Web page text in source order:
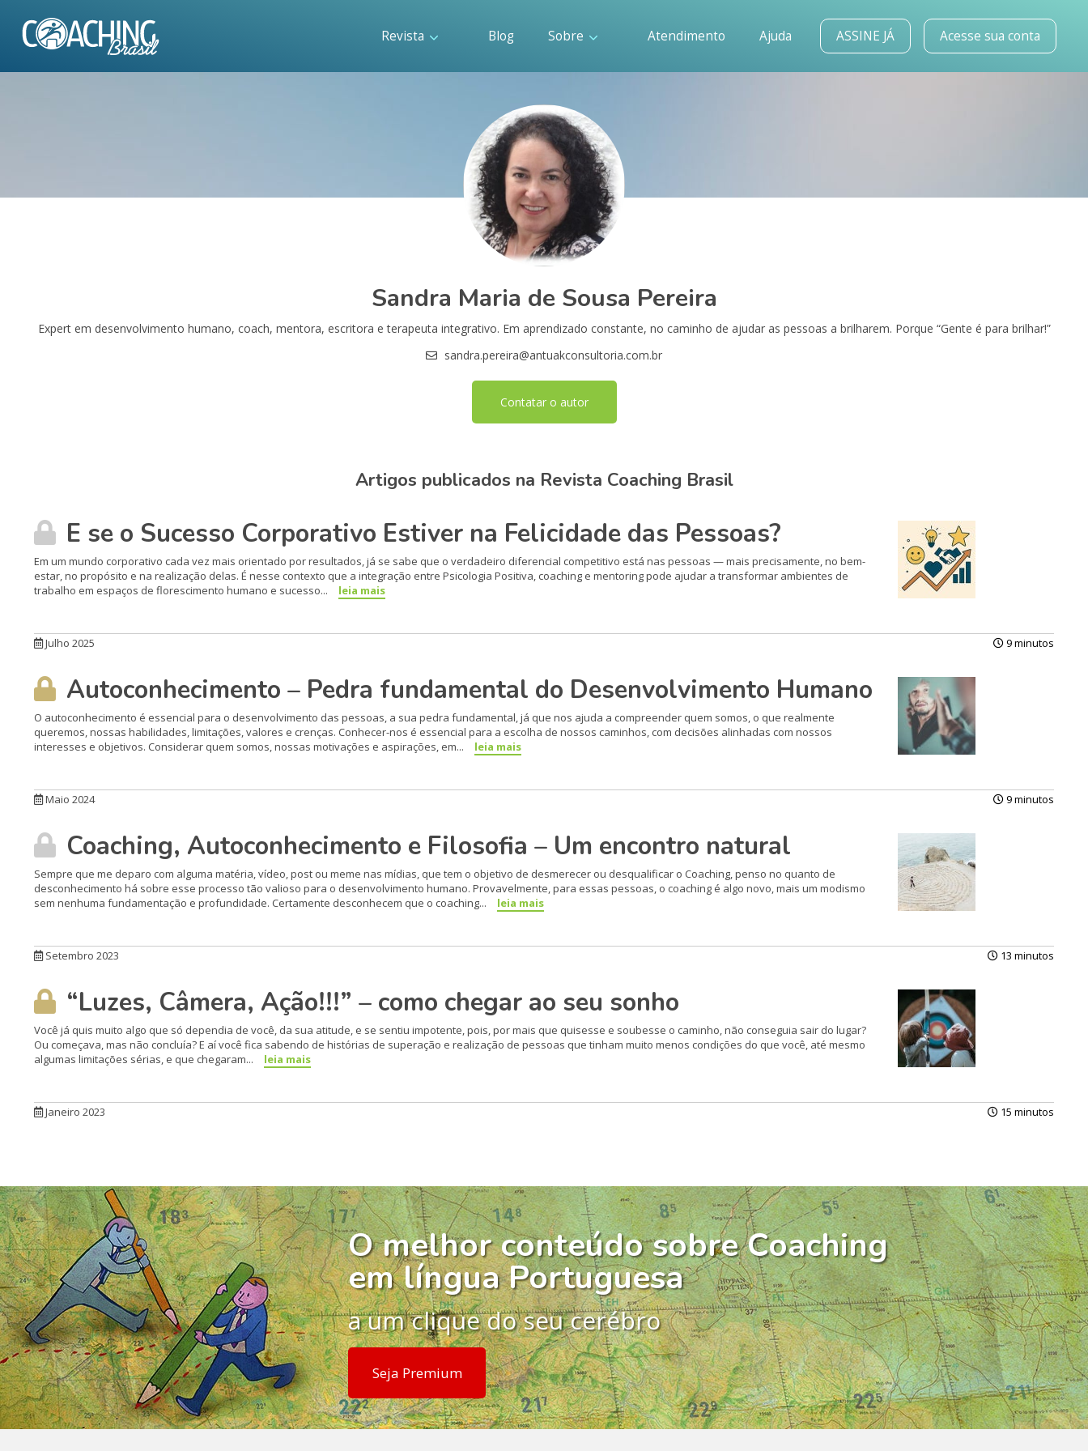
Revista Blog Sobre Atendimento Ajuda ASSINE JÁ Acesse sua conta
Sandra Maria de Sousa Pereira
Expert em desenvolvimento humano, coach, mentora, escritora e terapeuta integrativo. Em aprendizado constante, no caminho de ajudar as pessoas a brilharem. Porque “Gente é para brilhar!”
sandra.pereira@antuakconsultoria.com.br
Contatar o autor
Artigos publicados na Revista Coaching Brasil
E se o Sucesso Corporativo Estiver na Felicidade das Pessoas?
Em um mundo corporativo cada vez mais orientado por resultados, já se sabe que o verdadeiro diferencial competitivo está nas pessoas — mais precisamente, no bem-
estar, no propósito e na realização delas. É nesse contexto que a integração entre Psicologia Positiva, coaching e mentoring pode ajudar a transformar ambientes de
trabalho em espaços de florescimento humano e sucesso...
leia mais
Julho 2025 9 minutos
Autoconhecimento – Pedra fundamental do Desenvolvimento Humano
O autoconhecimento é essencial para o desenvolvimento das pessoas, a sua pedra fundamental, já que nos ajuda a compreender quem somos, o que realmente
queremos, nossas habilidades, limitações, valores e crenças. Conhecer-nos é essencial para a escolha de nossos caminhos, com decisões alinhadas com nossos
interesses e objetivos. Considerar quem somos, nossas motivações e aspirações, em...
leia mais
Maio 2024 9 minutos
Coaching, Autoconhecimento e Filosofia – Um encontro natural
Sempre que me deparo com alguma matéria, vídeo, post ou meme nas mídias, que tem o objetivo de desmerecer ou desqualificar o Coaching, penso no quanto de
desconhecimento há sobre esse processo tão valioso para o desenvolvimento humano. Provavelmente, para essas pessoas, o coaching é algo novo, mais um modismo
sem nenhuma fundamentação e profundidade. Certamente desconhecem que o coaching...
leia mais
Setembro 2023 13 minutos
“Luzes, Câmera, Ação!!!” – como chegar ao seu sonho
Você já quis muito algo que só dependia de você, da sua atitude, e se sentiu impotente, pois, por mais que quisesse e soubesse o caminho, não conseguia sair do lugar?
Ou começava, mas não concluía? E aí você fica sabendo de histórias de superação e realização de pessoas que tinham muito menos condições do que você, até mesmo
algumas limitações sérias, e que chegaram...
leia mais
Janeiro 2023 15 minutos
O melhor conteúdo sobre Coaching
em língua Portuguesa
a um clique do seu cerébro
Seja Premium